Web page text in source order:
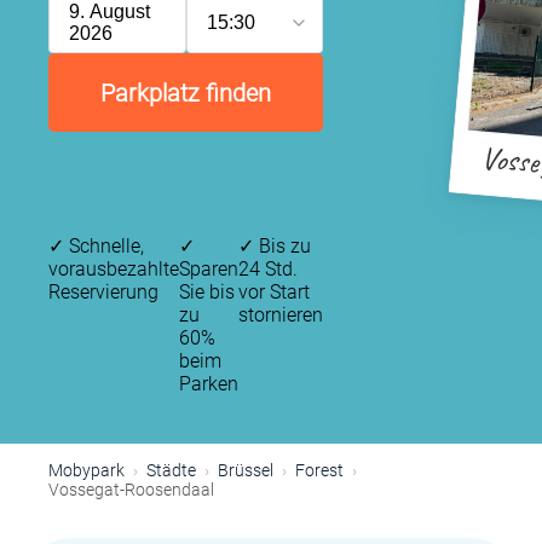
9. August
2026
15:30
Parkplatz finden
✓ Schnelle,
vorausbezahlte
Reservierung
✓
Sparen
Sie bis
zu
60%
beim
Parken
✓ Bis zu
24 Std.
vor Start
stornieren
Mobypark Städte Brüssel
Forest
Vossegat-Roosendaal